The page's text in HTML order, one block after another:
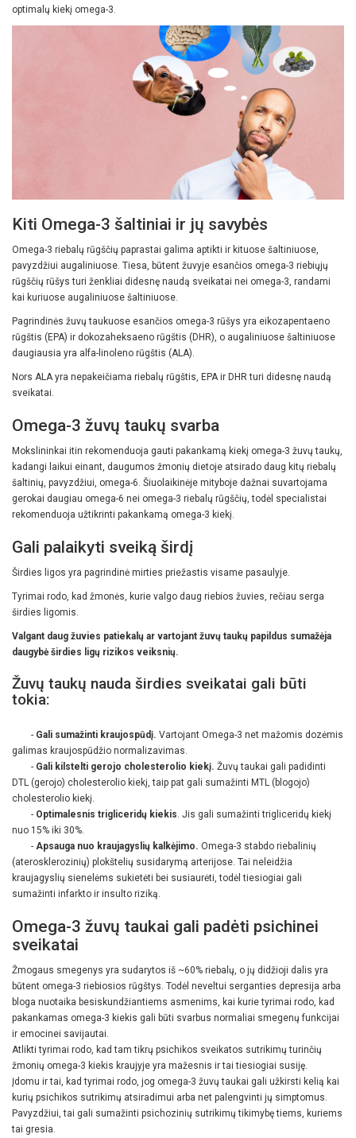
optimalų kiekį omega-3.
Kiti Omega-3 šaltiniai ir jų savybės
Omega-3 riebalų rūgščių paprastai galima aptikti ir kituose šaltiniuose,
pavyzdžiui augaliniuose. Tiesa, būtent žuvyje esančios omega-3 riebiųjų
rūgščių rūšys turi ženkliai didesnę naudą sveikatai nei omega-3, randami
kai kuriuose augaliniuose šaltiniuose.
Pagrindinės žuvų taukuose esančios omega-3 rūšys yra eikozapentaeno
rūgštis (EPA) ir dokozaheksaeno rūgštis (DHR), o augaliniuose šaltiniuose
daugiausia yra alfa-linoleno rūgštis (ALA).
Nors ALA yra nepakeičiama riebalų rūgštis, EPA ir DHR turi didesnę naudą
sveikatai.
Omega-3 žuvų taukų svarba
Mokslininkai itin rekomenduoja gauti pakankamą kiekį omega-3 žuvų taukų,
kadangi laikui einant, daugumos žmonių dietoje atsirado daug kitų riebalų
šaltinių, pavyzdžiui, omega-6. Šiuolaikinėje mityboje dažnai suvartojama
gerokai daugiau omega-6 nei omega-3 riebalų rūgščių, todėl specialistai
rekomenduoja užtikrinti pakankamą omega-3 kiekį.
Gali palaikyti sveiką širdį
Širdies ligos yra pagrindinė mirties priežastis visame pasaulyje.
Tyrimai rodo, kad žmonės, kurie valgo daug riebios žuvies, rečiau serga
širdies ligomis.
Valgant daug žuvies patiekalų ar vartojant žuvų taukų papildus sumažėja
daugybė širdies ligų rizikos veiksnių.
Žuvų taukų nauda širdies sveikatai gali būti
tokia:
- Gali sumažinti kraujospūdį. Vartojant Omega-3 net mažomis dozėmis
galimas kraujospūdžio normalizavimas.
- Gali kilstelti gerojo cholesterolio kiekį. Žuvų taukai gali padidinti
DTL (gerojo) cholesterolio kiekį, taip pat gali sumažinti MTL (blogojo)
cholesterolio kiekį.
- Optimalesnis trigliceridų kiekis. Jis gali sumažinti trigliceridų kiekį
nuo 15% iki 30%.
- Apsauga nuo kraujagyslių kalkėjimo. Omega-3 stabdo riebalinių
(aterosklerozinių) plokštelių susidarymą arterijose. Tai neleidžia
kraujagyslių sienelėms sukietėti bei susiaurėti, todėl tiesiogiai gali
sumažinti infarkto ir insulto riziką.
Omega-3 žuvų taukai gali padėti psichinei
sveikatai
Žmogaus smegenys yra sudarytos iš ~60% riebalų, o jų didžioji dalis yra
būtent omega-3 riebiosios rūgštys. Todėl neveltui serganties depresija arba
bloga nuotaika besiskundžiantiems asmenims, kai kurie tyrimai rodo, kad
pakankamas omega-3 kiekis gali būti svarbus normaliai smegenų funkcijai
ir emocinei savijautai.
Atlikti tyrimai rodo, kad tam tikrų psichikos sveikatos sutrikimų turinčių
žmonių omega-3 kiekis kraujyje yra mažesnis ir tai tiesiogiai susiję.
Įdomu ir tai, kad tyrimai rodo, jog omega-3 žuvų taukai gali užkirsti kelią kai
kurių psichikos sutrikimų atsiradimui arba net palengvinti jų simptomus.
Pavyzdžiui, tai gali sumažinti psichozinių sutrikimų tikimybę tiems, kuriems
tai gresia.